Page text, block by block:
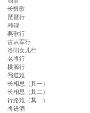
长恨歌
琵琶行
韩碑
燕歌行
古从军行
洛阳女儿行
老将行
桃源行
蜀道难
长相思（其一）
长相思（其二）
行路难（其一）
将进酒